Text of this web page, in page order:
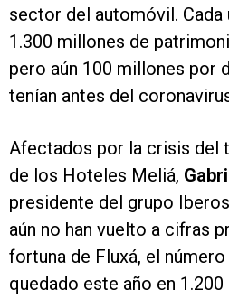
sector del automóvil.
1.300 millones de
pero aún 100 millones por
tenían antes del
Afectados por la crisis del
de los Hoteles Meliá,
presidente del grupo
aún no han vuelto a cifras
fortuna de Fluxá, el
quedado este año en